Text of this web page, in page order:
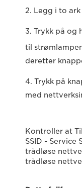
2. Legg i to
3. Trykk på og
til
deretter
4. Trykk på
med
Kontroller at
SSID - Service
trådløse
trådløse